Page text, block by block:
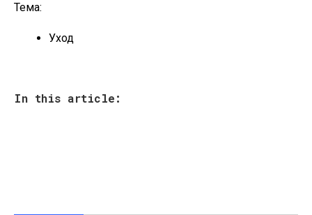
Тема:
Уход
In this article: